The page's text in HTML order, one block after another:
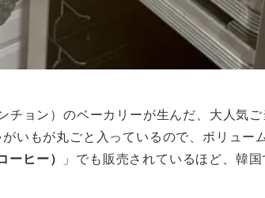
チョン）のベーカリーが生んだ、大人気
いもが丸ごと入っているので、ボリュー
ーヒー）
」でも販売されているほど、韓